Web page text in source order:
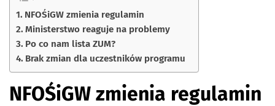
NFOŚiGW zmienia regulamin
Ministerstwo reaguje na problemy
Po co nam lista ZUM?
Brak zmian dla uczestników programu
NFOŚiGW zmienia regulamin